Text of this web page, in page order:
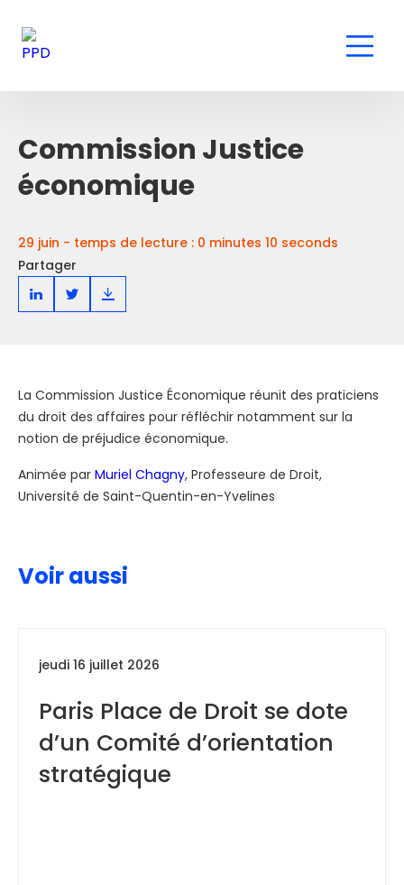
Commission Justice
économique
29 juin - temps de lecture : 0 minutes 10 seconds
Partager
La Commission Justice Économique réunit des praticiens
du droit des affaires pour réfléchir notamment sur la
notion de préjudice économique.
Animée par Muriel Chagny, Professeure de Droit,
Université de Saint-Quentin-en-Yvelines
Voir aussi
jeudi 16 juillet 2026
Paris Place de Droit se dote
d’un Comité d’orientation
stratégique